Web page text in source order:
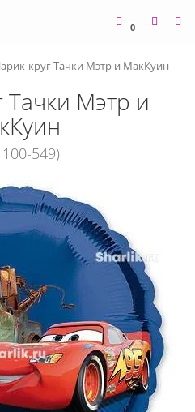
0
круг Тачки Мэтр и МакКуин
Мэтр и
549)